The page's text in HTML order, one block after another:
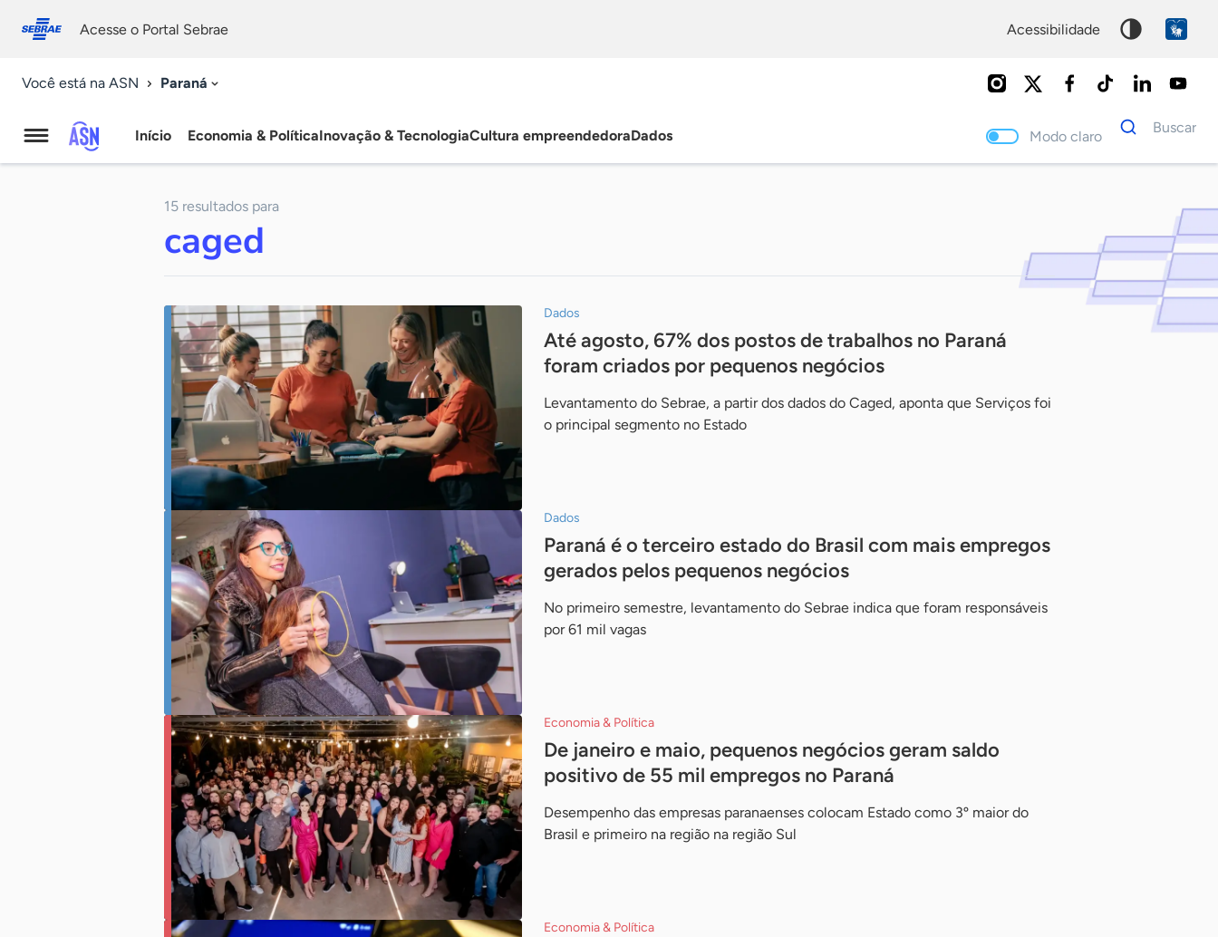
conosco
Acesse o Portal Sebrae acessibilidade
Você está na ASN Paraná
Agência
Notícias
Início Economia & PolíticaInovação & TecnologiaCultura empreendedoraDados Modo claro
Dados
para
Buscar
15 resultados para
caged
Dados
Até agosto, 67% dos postos de trabalhos no Paraná
foram criados por pequenos negócios
Levantamento do Sebrae, a partir dos dados do Caged, aponta que Serviços foi
o principal segmento no Estado
Dados
Paraná é o terceiro estado do Brasil com mais empregos
gerados pelos pequenos negócios
No primeiro semestre, levantamento do Sebrae indica que foram responsáveis
por 61 mil vagas
Economia & Política
De janeiro e maio, pequenos negócios geram saldo
positivo de 55 mil empregos no Paraná
Desempenho das empresas paranaenses colocam Estado como 3º maior do
Brasil e primeiro na região na região Sul
Economia & Política